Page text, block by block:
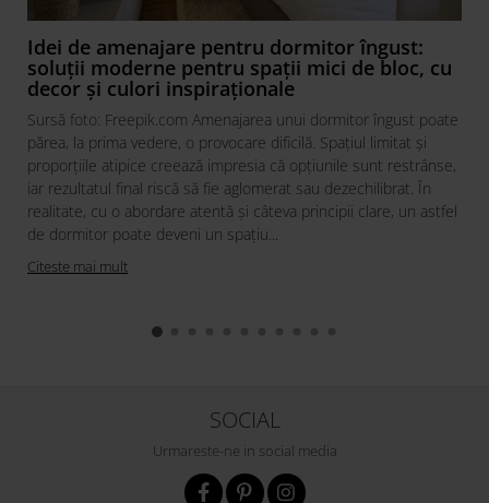
Idei de amenajare pentru dormitor îngust:
soluții moderne pentru spații mici de bloc, cu
decor și culori inspiraționale
Sursă foto: Freepik.com Amenajarea unui dormitor îngust poate
părea, la prima vedere, o provocare dificilă. Spațiul limitat și
proporțiile atipice creează impresia că opțiunile sunt restrânse,
iar rezultatul final riscă să fie aglomerat sau dezechilibrat. În
realitate, cu o abordare atentă și câteva principii clare, un astfel
de dormitor poate deveni un spațiu...
Citeste mai mult
SOCIAL
Urmareste-ne in social media